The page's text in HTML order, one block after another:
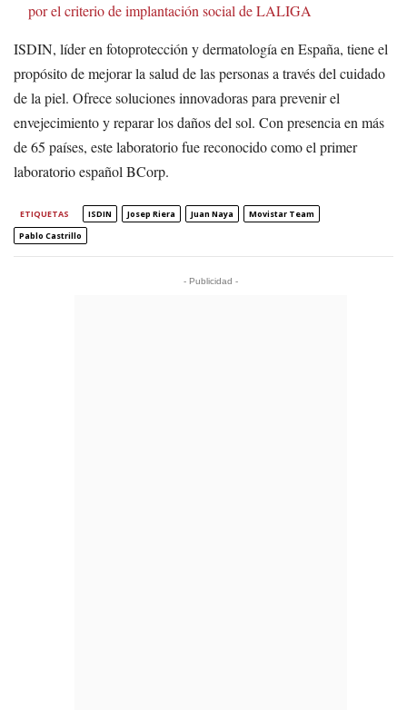
por el criterio de implantación social de LALIGA
ISDIN, líder en fotoprotección y dermatología en España, tiene el
propósito de mejorar la salud de las personas a través del cuidado
de la piel. Ofrece soluciones innovadoras para prevenir el
envejecimiento y reparar los daños del sol. Con presencia en más
de 65 países, este laboratorio fue reconocido como el primer
laboratorio español BCorp.
ETIQUETAS ISDIN Josep Riera Juan Naya
Movistar Team
Pablo Castrillo
- Publicidad -